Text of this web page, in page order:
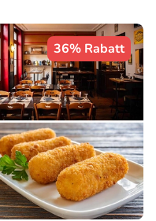
36% Rabatt